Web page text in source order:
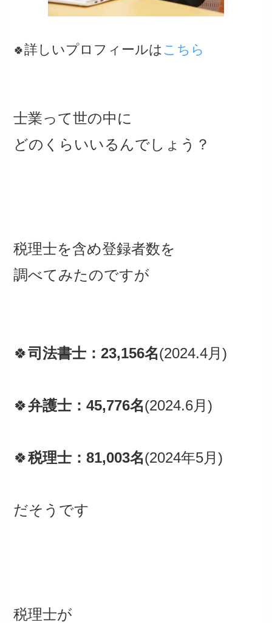
🍀詳しいプロフィールは こちら
士業って世の中に
どのくらいいるんでしょう？
税理士を含め登録者数を
調べてみたのですが
🍀司法書士：23,156名(2024.4月)
🍀弁護士：45,776名(2024.6月)
🍀税理士：81,003名(2024年5月)
だそうです
税理士が